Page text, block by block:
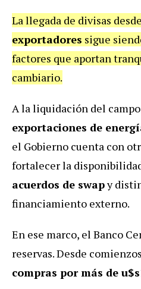
La llegada de divisas
exportadores sigue
factores que aportan
cambiario.
A la liquidación del campo
exportaciones de
el Gobierno cuenta con
fortalecer la
acuerdos de swapy
financiamiento externo.
En ese marco, el Banco
reservas. Desde
compras por más de